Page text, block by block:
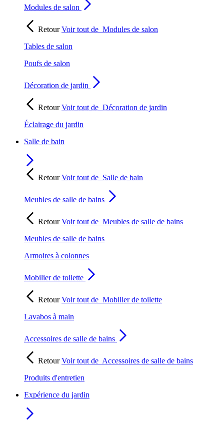
Modules de salon
RetourVoir tout de Modules de salon
Tables de salon
Poufs de salon
Décoration de jardin
RetourVoir tout de Décoration de jardin
Éclairage du jardin
Salle de bain
RetourVoir tout de Salle de bain
Meubles de salle de bains
RetourVoir tout de Meubles de salle de bains
Meubles de salle de bains
Armoires à colonnes
Mobilier de toilette
RetourVoir tout de Mobilier de toilette
Lavabos à main
Accessoires de salle de bains
RetourVoir tout de Accessoires de salle de bains
Produits d'entretien
Expérience du jardin